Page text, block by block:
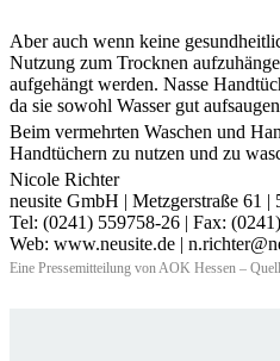
Aber auch wenn keine
Nutzung zum Trocknen
aufgehängt werden. Nasse
da sie sowohl Wasser gut
Beim vermehrten Waschen und
Handtüchern zu nutzen und zu
Nicole Richter
neusite GmbH | Metzgerstraße 61 |
Tel: (0241) 559758-26 | Fax:
Web: www.neusite.de |
Eine Pressemitteilung von AOK Hessen –